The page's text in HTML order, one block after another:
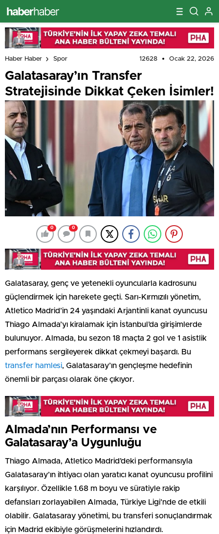
Haber Haber Spor 12628 Ocak 22, 2026
Galatasaray’ın Transfer
Stratejisinde Dikkat Çeken İsimler!
0 0
Galatasaray, genç ve yetenekli oyuncularla kadrosunu
güçlendirmek için harekete geçti. Sarı-Kırmızılı yönetim,
Atletico Madrid’in 24 yaşındaki Arjantinli kanat oyuncusu
Thiago Almada’yı kiralamak için İstanbul’da girişimlerde
bulunuyor. Almada, bu sezon 18 maçta 2 gol ve 1 asistlik
performans sergileyerek dikkat çekmeyi başardı. Bu
transfer hamlesi, Galatasaray’ın gençleşme hedefinin
önemli bir parçası olarak öne çıkıyor.
Almada’nın Performansı ve
Galatasaray’a Uygunluğu
Thiago Almada, Atletico Madrid’deki performansıyla
Galatasaray’ın ihtiyacı olan yaratıcı kanat oyuncusu profilini
karşılıyor. Özellikle 1.68 m boyu ve süratiyle rakip
defansları zorlayabilen Almada, Türkiye Ligi’nde de etkili
olabilir. Galatasaray yönetimi, bu transferi sonuçlandırmak
için Madrid ekibiyle görüşmelerini hızlandırdı.